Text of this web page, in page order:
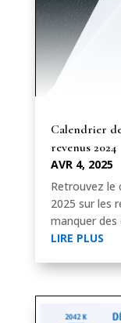
Calendrier
revenus 2024
AVR 4, 2025
Retrouvez le
2025 sur les
manquer des
LIRE PLUS